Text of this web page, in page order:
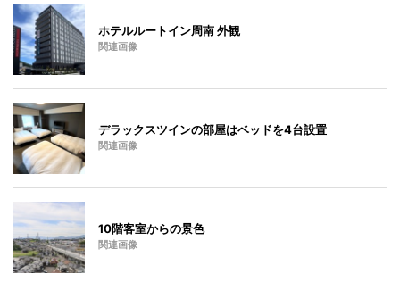
ホテルルートイン周南 外観
関連画像
デラックスツインの部屋はベッドを4台設置
関連画像
10階客室からの景色
関連画像